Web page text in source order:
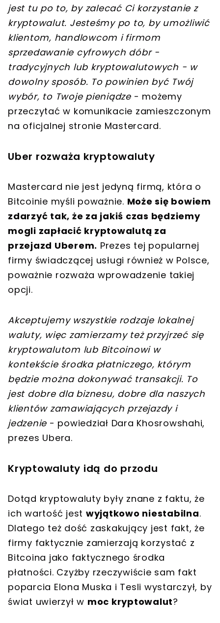
jest tu po to, by zalecać Ci korzystanie z
kryptowalut. Jesteśmy po to, by umożliwić
klientom, handlowcom i firmom
sprzedawanie cyfrowych dóbr -
tradycyjnych lub kryptowalutowych - w
dowolny sposób. To powinien być Twój
wybór, to Twoje pieniądze- możemy
przeczytać w komunikacie zamieszczonym
na oficjalnej stronie Mastercard.
Uber rozważa kryptowaluty
Mastercard nie jest jedyną firmą, która o
Bitcoinie myśli poważnie. Może się bowiem
zdarzyć tak, że za jakiś czas będziemy
mogli zapłacić kryptowalutą za
przejazd Uberem. Prezes tej popularnej
firmy świadczącej usługi również w Polsce,
poważnie rozważa wprowadzenie takiej
opcji.
Akceptujemy wszystkie rodzaje lokalnej
waluty, więc zamierzamy też przyjrzeć się
kryptowalutom lub Bitcoinowi w
kontekście środka płatniczego, którym
będzie można dokonywać transakcji. To
jest dobre dla biznesu, dobre dla naszych
klientów zamawiających przejazdy i
jedzenie - powiedział Dara Khosrowshahi,
prezes Ubera.
Kryptowaluty idą do przodu
Dotąd kryptowaluty były znane z faktu, że
ich wartość jest wyjątkowo niestabilna.
Dlatego też dość zaskakujący jest fakt, że
firmy faktycznie zamierzają korzystać z
Bitcoina jako faktycznego środka
płatności. Czyżby rzeczywiście sam fakt
poparcia Elona Muska i Tesli wystarczył, by
świat uwierzył w moc kryptowalut?